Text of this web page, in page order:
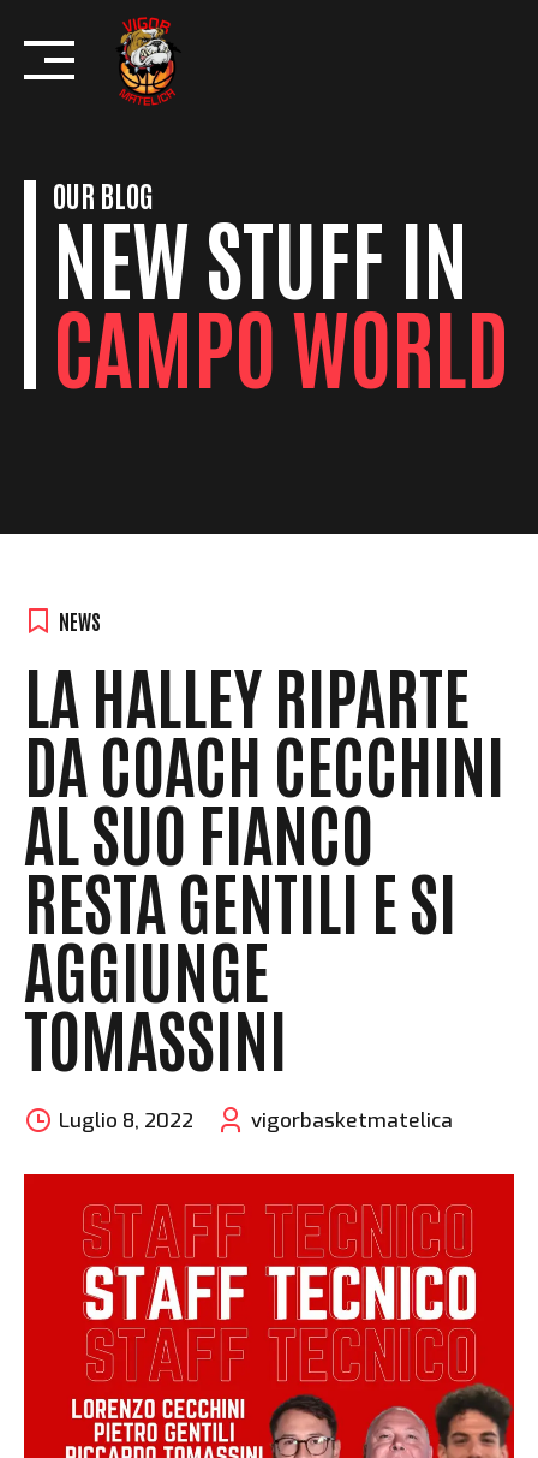
content
OUR BLOG
NEW STUFF IN
CAMPO WORLD
NEWS
LA HALLEY RIPARTE
DA COACH CECCHINI
AL SUO FIANCO
RESTA GENTILI E SI
AGGIUNGE
TOMASSINI
Luglio 8, 2022 vigorbasketmatelica